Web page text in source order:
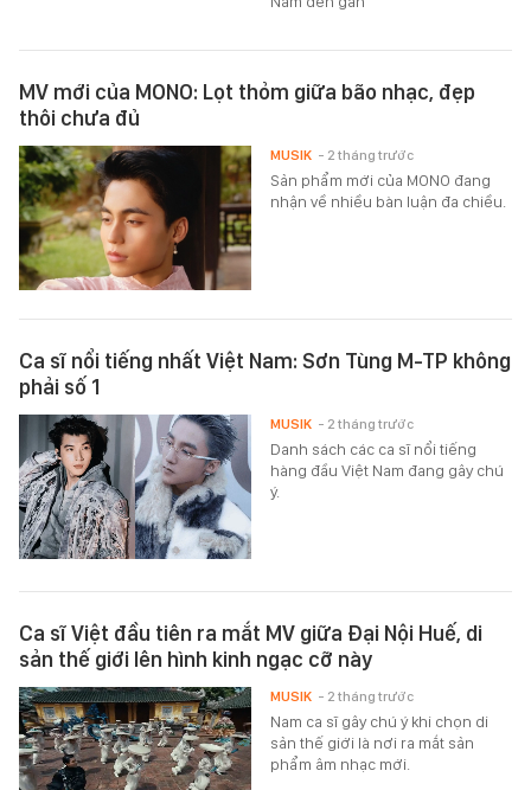
MV mới của MONO: Lọt thỏm giữa bão nhạc, đẹp
thôi chưa đủ
Sản phẩm mới của MONO đang
nhận về nhiều bàn luận đa chiều.
MUSIK - 2 tháng trước
Ca sĩ nổi tiếng nhất Việt Nam: Sơn Tùng M-TP không
phải số 1
Danh sách các ca sĩ nổi tiếng
hàng đầu Việt Nam đang gây chú
ý.
MUSIK - 2 tháng trước
Ca sĩ Việt đầu tiên ra mắt MV giữa Đại Nội Huế, di
sản thế giới lên hình kinh ngạc cỡ này
Nam ca sĩ gây chú ý khi chọn di
sản thế giới là nơi ra mắt sản
phẩm âm nhạc mới.
MUSIK - 2 tháng trước